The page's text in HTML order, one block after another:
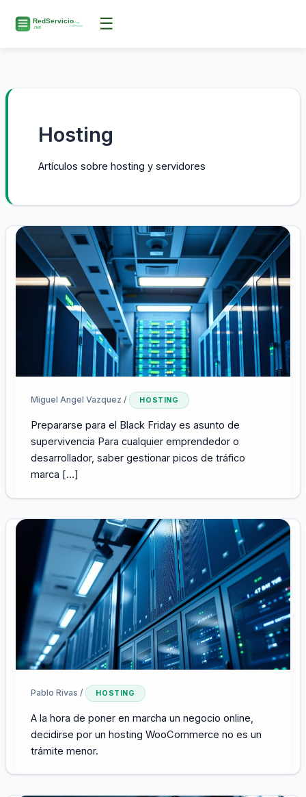
☰
Hosting
Artículos sobre hosting y servidores
Miguel Angel Vazquez / HOSTING
Prepararse para el Black Friday es asunto de
supervivencia Para cualquier emprendedor o
desarrollador, saber gestionar picos de tráfico
marca […]
Pablo Rivas / HOSTING
A la hora de poner en marcha un negocio online,
decidirse por un hosting WooCommerce no es un
trámite menor.